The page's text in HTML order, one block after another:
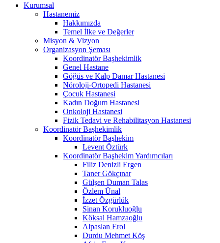
Kurumsal
Hastanemiz
Hakkımızda
Temel İlke ve Değerler
Misyon & Vizyon
Organizasyon Şeması
Koordinatör Başhekimlik
Genel Hastane
Göğüs ve Kalp Damar Hastanesi
Nöroloji-Ortopedi Hastanesi
Çocuk Hastanesi
Kadın Doğum Hastanesi
Onkoloji Hastanesi
Fizik Tedavi ve Rehabilitasyon Hastanesi
Koordinatör Başhekimlik
Koordinatör Başhekim
Levent Öztürk
Koordinatör Başhekim Yardımcıları
Filiz Denizli Ergen
Taner Gökçınar
Gülşen Duman Talas
Özlem Ünal
İzzet Özgürlük
Sinan Korukluoğlu
Köksal Hamzaoğlu
Alpaslan Erol
Durdu Mehmet Köş